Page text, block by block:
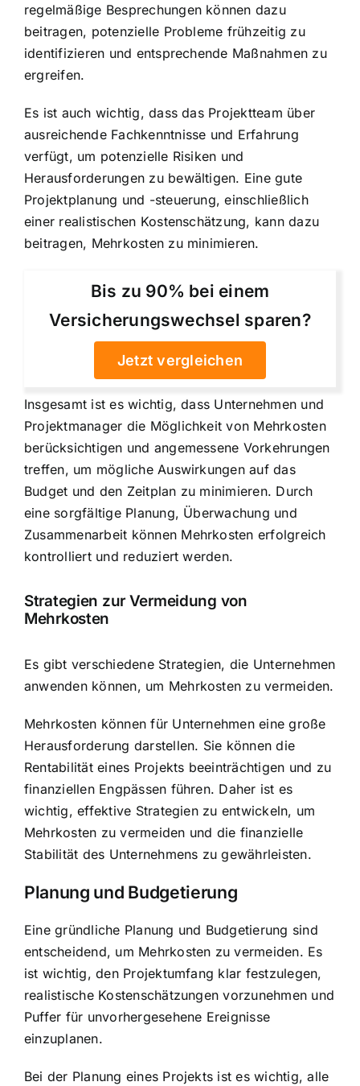
regelmäßige Besprechungen können dazu
beitragen, potenzielle Probleme frühzeitig zu
identifizieren und entsprechende Maßnahmen zu
ergreifen.
Es ist auch wichtig, dass das Projektteam über
ausreichende Fachkenntnisse und Erfahrung
verfügt, um potenzielle Risiken und
Herausforderungen zu bewältigen. Eine gute
Projektplanung und -steuerung, einschließlich
einer realistischen Kostenschätzung, kann dazu
beitragen, Mehrkosten zu minimieren.
Bis zu 90% bei einem
Versicherungswechsel sparen?
Jetzt vergleichen
Insgesamt ist es wichtig, dass Unternehmen und
Projektmanager die Möglichkeit von Mehrkosten
berücksichtigen und angemessene Vorkehrungen
treffen, um mögliche Auswirkungen auf das
Budget und den Zeitplan zu minimieren. Durch
eine sorgfältige Planung, Überwachung und
Zusammenarbeit können Mehrkosten erfolgreich
kontrolliert und reduziert werden.
Strategien zur Vermeidung von
Mehrkosten
Es gibt verschiedene Strategien, die Unternehmen
anwenden können, um Mehrkosten zu vermeiden.
Mehrkosten können für Unternehmen eine große
Herausforderung darstellen. Sie können die
Rentabilität eines Projekts beeinträchtigen und zu
finanziellen Engpässen führen. Daher ist es
wichtig, effektive Strategien zu entwickeln, um
Mehrkosten zu vermeiden und die finanzielle
Stabilität des Unternehmens zu gewährleisten.
Planung und Budgetierung
Eine gründliche Planung und Budgetierung sind
entscheidend, um Mehrkosten zu vermeiden. Es
ist wichtig, den Projektumfang klar festzulegen,
realistische Kostenschätzungen vorzunehmen und
Puffer für unvorhergesehene Ereignisse
einzuplanen.
Bei der Planung eines Projekts ist es wichtig, alle